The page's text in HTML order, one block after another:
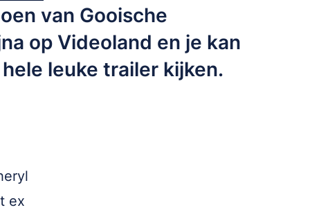
van Gooische
op Videoland en je kan
leuke trailer kijken.
ex